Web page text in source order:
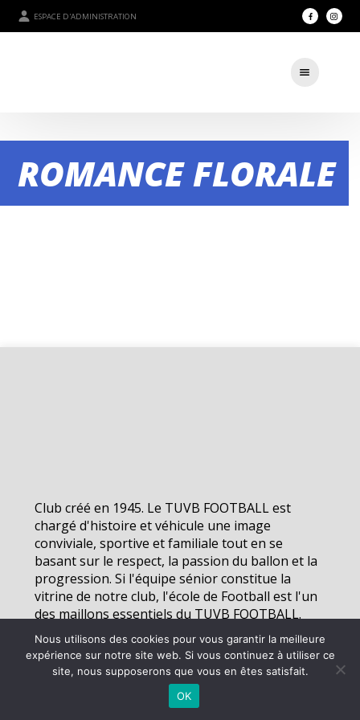
ESPACE D'ADMINISTRATION
ROMANCE FLORALE
Club créé en 1945. Le TUVB FOOTBALL est
chargé d'histoire et véhicule une image
conviviale, sportive et familiale tout en se
basant sur le respect, la passion du ballon et la
progression. Si l'équipe sénior constitue la
vitrine de notre club, l'école de Football est l'un
des maillons essentiels du TUVB FOOTBALL.
© 2026 - TUVB Football | Site internet réalisé par
MENTIONS LÉGALES
Nous utilisons des cookies pour vous garantir la meilleure
expérience sur notre site web. Si vous continuez à utiliser ce
site, nous supposerons que vous en êtes satisfait.
OK